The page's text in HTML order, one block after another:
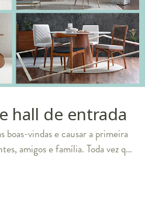
hall de entrada
boas-vindas e causar a primeira
amigos e família. Toda vez que